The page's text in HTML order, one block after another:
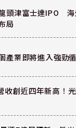
頭津富士達IPO 海
局
產業即將進入強勁
創近四年新高！